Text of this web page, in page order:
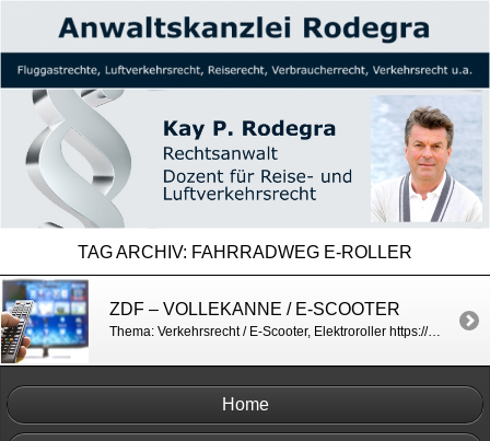
TAG ARCHIV: FAHRRADWEG E-ROLLER
ZDF – VOLLEKANNE / E-SCOOTER
Thema: Verkehrsrecht / E-Scooter, Elektroroller https://www.zdf.de/verbraucher/volle-kanne/die-e-scooter-kommen-rechtliche-hintergruende-100.html
Home